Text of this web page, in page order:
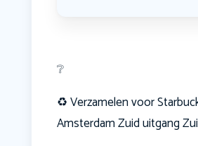
❔
♻️ Verzamelen voor
Amsterdam Zuid uitgang